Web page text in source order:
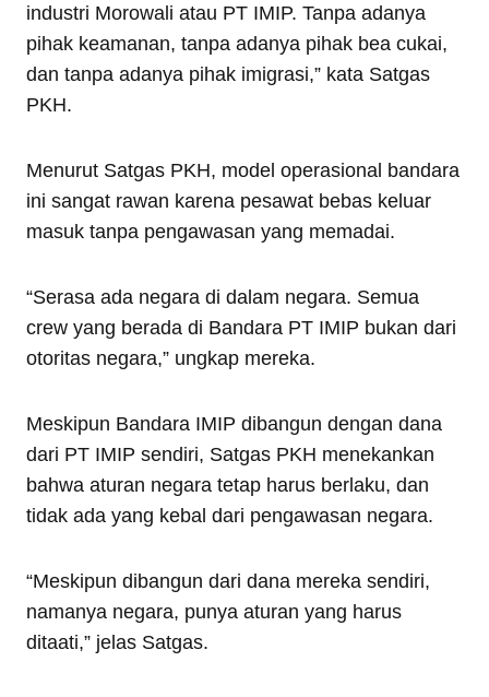
industri Morowali atau PT IMIP. Tanpa adanya
pihak keamanan, tanpa adanya pihak bea cukai,
dan tanpa adanya pihak imigrasi,” kata Satgas
PKH.
Menurut Satgas PKH, model operasional bandara
ini sangat rawan karena pesawat bebas keluar
masuk tanpa pengawasan yang memadai.
“Serasa ada negara di dalam negara. Semua
crew yang berada di Bandara PT IMIP bukan dari
otoritas negara,” ungkap mereka.
Meskipun Bandara IMIP dibangun dengan dana
dari PT IMIP sendiri, Satgas PKH menekankan
bahwa aturan negara tetap harus berlaku, dan
tidak ada yang kebal dari pengawasan negara.
“Meskipun dibangun dari dana mereka sendiri,
namanya negara, punya aturan yang harus
ditaati,” jelas Satgas.